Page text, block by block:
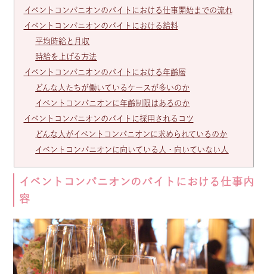
イベントコンパニオンのバイトにおける仕事開始までの流れ
イベントコンパニオンのバイトにおける給料
平均時給と月収
時給を上げる方法
イベントコンパニオンのバイトにおける年齢層
どんな人たちが働いているケースが多いのか
イベントコンパニオンに年齢制限はあるのか
イベントコンパニオンのバイトに採用されるコツ
どんな人がイベントコンパニオンに求められているのか
イベントコンパニオンに向いている人・向いていない人
イベントコンパニオンのバイトにおける仕事内
容